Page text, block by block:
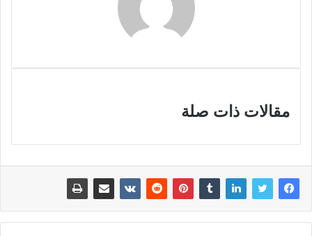
مقالات ذات صلة